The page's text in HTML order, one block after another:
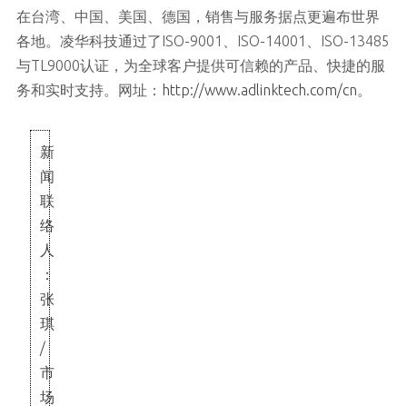
在台湾、中国、美国、德国，销售与服务据点更遍布世界
各地。凌华科技通过了ISO-9001、ISO-14001、ISO-13485
与TL9000认证，为全球客户提供可信赖的产品、快捷的服
务和实时支持。网址： http://www.adlinktech.com/cn。
新
闻
联
络
人
：
张
琪
/
市
场